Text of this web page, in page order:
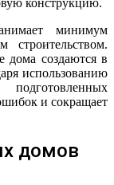
минимум
дома создаются в
использованию
и сокращает
домов